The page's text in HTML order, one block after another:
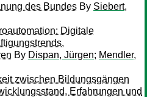
des Bundes By Siebert,
Digitale
By Dispan, Jürgen; Mendler,
zwischen Bildungsgängen
Erfahrungen und